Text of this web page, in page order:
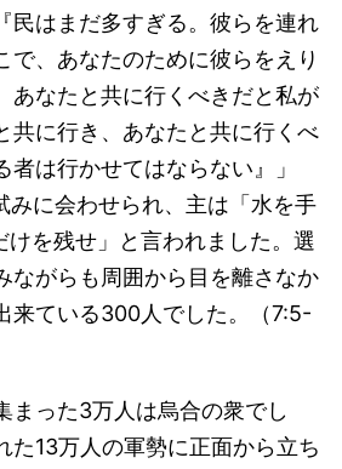
民はまだ多すぎる。彼らを連れ
で、あなたのために彼らをえり
あなたと共に行くべきだと私が
共に行き、あなたと共に行くべ
者は行かせてはならない』」
みに会わせられ、主は「水を手
を残せ」と言われました。選
ながらも周囲から目を離さなか
来ている300人でした。（7:5-
まった3万人は烏合の衆でし
た13万人の軍勢に正面から立ち